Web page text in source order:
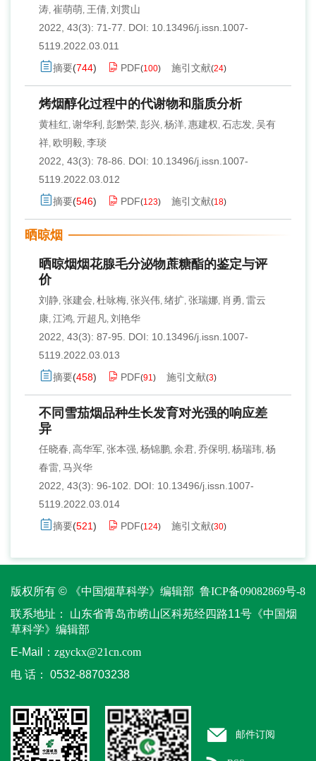
涛, 崔萌萌, 王倩, 刘贯山
2022, 43(3): 71-77.
DOI: 10.13496/j.issn.1007-
5119.2022.03.011
摘要(744) PDF(100) 施引文献(24)
烤烟醇化过程中的代谢物和脂质分析
黄桂红, 谢华利 , 彭黔荣, 彭兴, 杨洋, 惠建权, 石志发, 吴有
祥, 欧明毅, 李琰
2022, 43(3): 78-86.
DOI: 10.13496/j.issn.1007-
5119.2022.03.012
摘要(546) PDF(123) 施引文献(18)
晒晾烟
晒晾烟烟花腺毛分泌物蔗糖酯的鉴定与评
价
刘静, 张建会, 杜咏梅, 张兴伟, 绪扩, 张瑞娜, 肖勇 , 雷云
康, 江鸿, 亓超凡, 刘艳华
2022, 43(3): 87-95.
DOI: 10.13496/j.issn.1007-
5119.2022.03.013
摘要(458) PDF(91) 施引文献(3)
不同雪茄烟品种生长发育对光强的响应差
异
任晓春, 高华军, 张本强, 杨锦鹏, 余君, 乔保明 , 杨瑞玮, 杨
春雷, 马兴华
2022, 43(3): 96-102.
DOI: 10.13496/j.issn.1007-
5119.2022.03.014
摘要(521) PDF(124) 施引文献(30)
版权所有 © 《中国烟草科学》编辑部 鲁ICP备09082869号-8
联系地址：
山东省青岛市崂山区科苑经四路11号《中国烟
草科学》编辑部
E-Mail： zgyckx@21cn.com
电 话：
0532-88703238
邮件订阅